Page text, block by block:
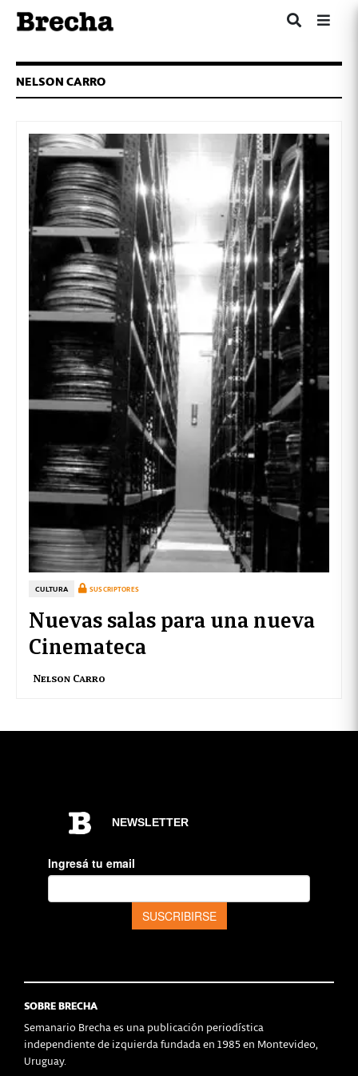
NELSON CARRO
CULTURA SUSCRIPTORES
Nuevas salas para una nueva
Cinemateca
Nelson Carro
SOBRE BRECHA
Semanario Brecha es una publicación periodística
independiente de izquierda fundada en 1985 en Montevideo,
Uruguay.